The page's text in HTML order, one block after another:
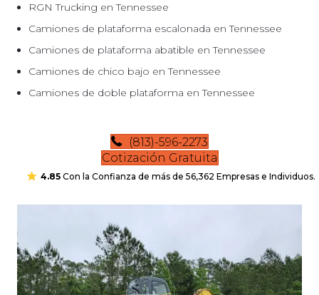
RGN Trucking en Tennessee
Camiones de plataforma escalonada en Tennessee
Camiones de plataforma abatible en Tennessee
Camiones de chico bajo en Tennessee
Camiones de doble plataforma en Tennessee
(813)-596-2273
Cotización Gratuita
4.85Con la Confianza de más de 56,362 Empresas e Individuos.